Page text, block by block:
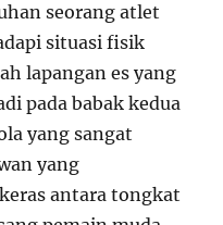
seorang atlet
situasi fisik
lapangan es yang
pada babak kedua
yang sangat
yang
antara tongkat